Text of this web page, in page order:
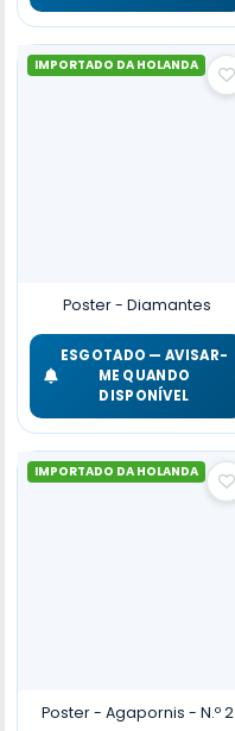
IMPORTADO DA HOLANDA
Poster - Diamantes
ESGOTADO — AVISAR-
ME QUANDO
DISPONÍVEL
IMPORTADO DA HOLANDA
Poster - Agapornis - N.º 2